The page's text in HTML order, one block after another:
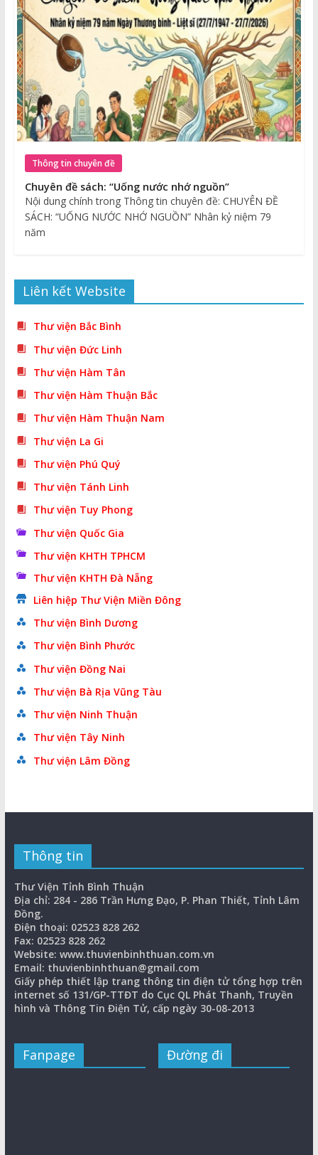
Thông tin chuyên đề
Chuyên đề sách: “Uống nước nhớ nguồn”
Nội dung chính trong Thông tin chuyên đề: CHUYÊN ĐỀ
SÁCH: “UỐNG NƯỚC NHỚ NGUỒN” Nhân kỷ niệm 79
năm
Liên kết Website
Thư viện Bắc Bình
Thư viện Đức Linh
Thư viện Hàm Tân
Thư viện Hàm Thuận Bắc
Thư viện Hàm Thuận Nam
Thư viện La Gi
Thư viện Phú Quý
Thư viện Tánh Linh
Thư viện Tuy Phong
Thư viện Quốc Gia
Thư viện KHTH TPHCM
Thư viện KHTH Đà Nẵng
Liên hiệp Thư Viện Miền Đông
Thư viện Bình Dương
Thư viện Bình Phước
Thư viện Đồng Nai
Thư viện Bà Rịa Vũng Tàu
Thư viện Ninh Thuận
Thư viện Tây Ninh
Thư viện Lâm Đồng
Thông tin
Thư Viện Tỉnh Bình Thuận
Địa chỉ: 284 - 286 Trần Hưng Đạo, P. Phan Thiết, Tỉnh Lâm
Đồng.
Điện thoại: 02523 828 262
Fax: 02523 828 262
Website: www.thuvienbinhthuan.com.vn
Email: thuvienbinhthuan@gmail.com
Giấy phép thiết lập trang thông tin điện tử tổng hợp trên
internet số 131/GP-TTĐT do Cục QL Phát Thanh, Truyền
hình và Thông Tin Điện Tử, cấp ngày 30-08-2013
Fanpage Đường đi